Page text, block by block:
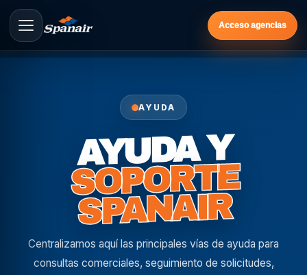
Acceso agencias
AYUDA
AYUDA Y
SOPORTE
SPANAIR
Centralizamos aquí las principales vías de ayuda para
consultas comerciales, seguimiento de solicitudes,